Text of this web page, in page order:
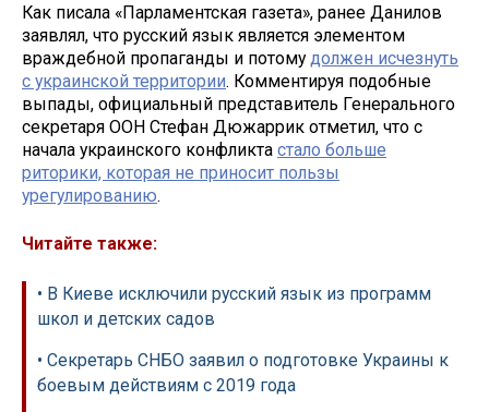
Как писала «Парламентская газета», ранее Данилов
заявлял, что русский язык является элементом
враждебной пропаганды и потому должен исчезнуть
с украинской территории. Комментируя подобные
выпады, официальный представитель Генерального
секретаря ООН Стефан Дюжаррик отметил, что с
начала украинского конфликта стало больше
риторики, которая не приносит пользы
урегулированию.
Читайте также:
• В Киеве исключили русский язык из программ
школ и детских садов
• Секретарь СНБО заявил о подготовке Украины к
боевым действиям с 2019 года